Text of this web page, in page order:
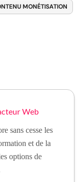
MONÉTISATION
Web
sans cesse les
et de la
options de